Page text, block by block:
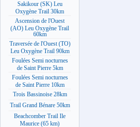
Sakikour (SK) Leu
Oxygène Trail 30km
Ascension de l'Ouest
(AO) Leu Oxygène Trail
60km
Traversée de l'Ouest (TO)
Leu Oxygène Trail 90km
Foulées Semi nocturnes
de Saint Pierre 5km
Foulées Semi nocturnes
de Saint Pierre 10km
Trois Bassinoise 28km
Trail Grand Bénare 50km
Beachcomber Trail Ile
Maurice (65 km)